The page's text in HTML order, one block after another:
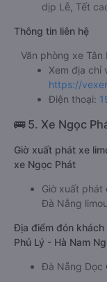
dịp Lễ, Tết
Thông tin liên hệ
Văn phòng xe Tân
Xem địa chỉ
https://
Điện thoại:
🚌 5. Xe Ngọc
Giờ xuất phát xe
xe Ngọc Phát
Giờ xuất phát
Đà Nẵng
Địa điểm đón
Phủ Lý - Hà Nam
Đà Nẵng Dọc